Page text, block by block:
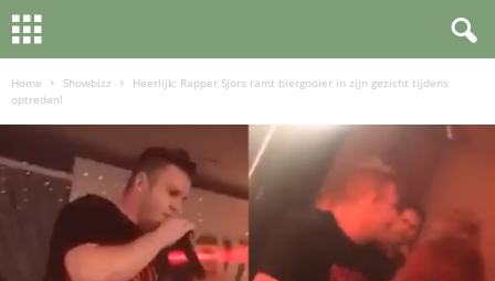
Home Showbizz
Heerlijk: Rapper Sjors ramt biergooier in zijn gezicht tijdens
optreden!